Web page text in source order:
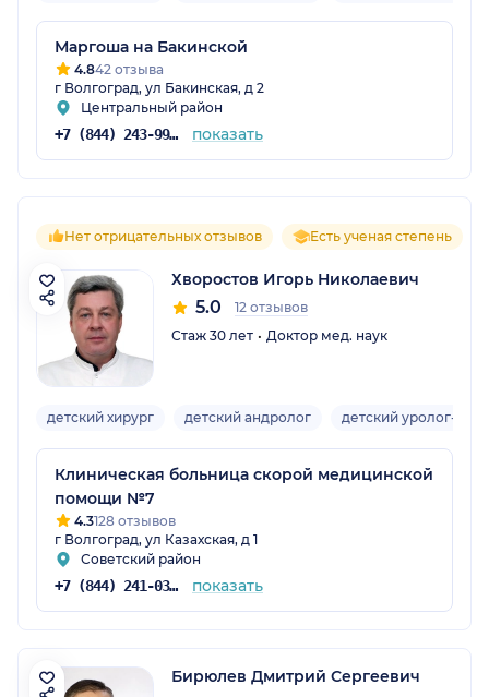
Маргоша на Бакинской
4.842 отзыва
г Волгоград, ул Бакинская, д 2
Центральный район
+7 (844) 243-99-88 показать
Нет отрицательных отзывов Есть ученая степень
Хворостов Игорь Николаевич
5.0
12 отзывов
Стаж 30 лет
Доктор мед. наук
детский хирург детский андролог детский уролог-
Клиническая больница скорой медицинской
помощи №7
4.3128 отзывов
г Волгоград, ул Казахская, д 1
Советский район
+7 (844) 241-03-80 показать
Бирюлев Дмитрий Сергеевич